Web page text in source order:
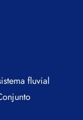
fluvial